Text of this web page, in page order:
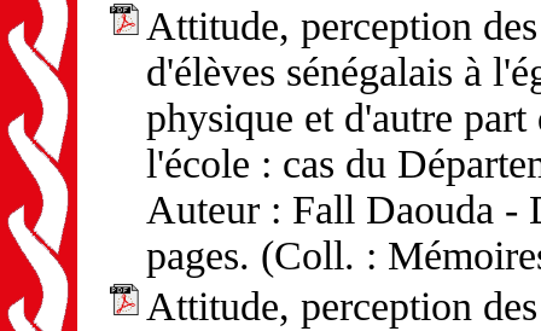
Attitude, perception
d'élèves sénégalais à
physique et d'autre
l'école : cas du
Auteur : Fall Daouda -
pages. (Coll. :
Attitude, perception